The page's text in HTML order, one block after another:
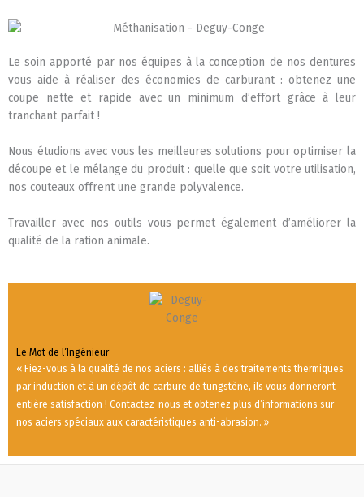
Le soin apporté par nos équipes à la conception de nos dentures
vous aide à réaliser des économies de carburant : obtenez une
coupe nette et rapide avec un minimum d’effort grâce à leur
tranchant parfait !
Nous étudions avec vous les meilleures solutions pour optimiser la
découpe et le mélange du produit : quelle que soit votre utilisation,
nos couteaux offrent une grande polyvalence.
Travailler avec nos outils vous permet également d’améliorer la
qualité de la ration animale.
Le Mot de l’Ingénieur
« Fiez-vous à la qualité de nos aciers : alliés à des traitements thermiques
par induction et à un dépôt de carbure de tungstène, ils vous donneront
entière satisfaction ! Contactez-nous et obtenez plus d’informations sur
nos aciers spéciaux aux caractéristiques anti-abrasion. »